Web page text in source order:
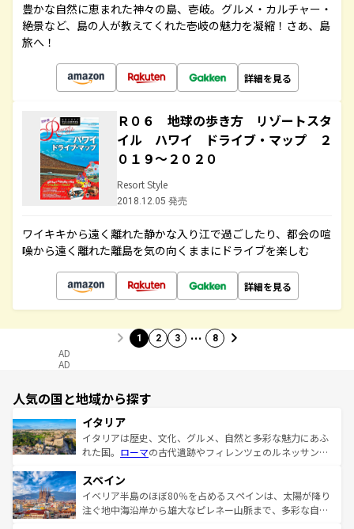
豊かな自然に恵まれた神々の島、壱岐。グルメ・カルチャー・
絶景など、島の人が教えてくれた壱岐の魅力を凝縮！さあ、島
旅へ！
詳細を見る
Ｒ０６ 地球の歩き方 リゾートスタ
イル ハワイ ドライブ・マップ ２
０１９～２０２０
Resort Style
2018.12.05 発売
ワイキキから遠く離れた静かな入り江で過ごしたり、都会の喧
噪から遠く離れた離島を気の向くままにドライブを楽しむ
詳細を見る
1 2 3 … 8
AD
AD
人気の国と地域から探す
イタリア
イタリアは歴史、文化、グルメ、自然と多彩な魅力にあふ
れた国。 ローマの古代遺跡やフィレンツェのルネッサンス
ろん、トスカーナの美しい田園風景やアマルフィ海岸の絶
景など、自然景観も見逃せない。観光の合間には、本場の
ピザやパスタなど、絶品のイタリア料理を堪能することも
スペイン
イベリア半島のほぼ80％を占めるスペインは、太陽が降り
注ぐ地中海沿岸から雄大なピレネー山脈まで、多彩な自然